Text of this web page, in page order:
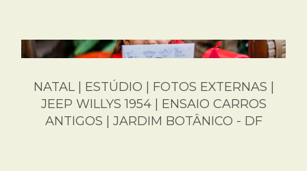
NATAL | ESTÚDIO | FOTOS EXTERNAS |
JEEP WILLYS 1954 | ENSAIO CARROS
ANTIGOS | JARDIM BOTÂNICO - DF